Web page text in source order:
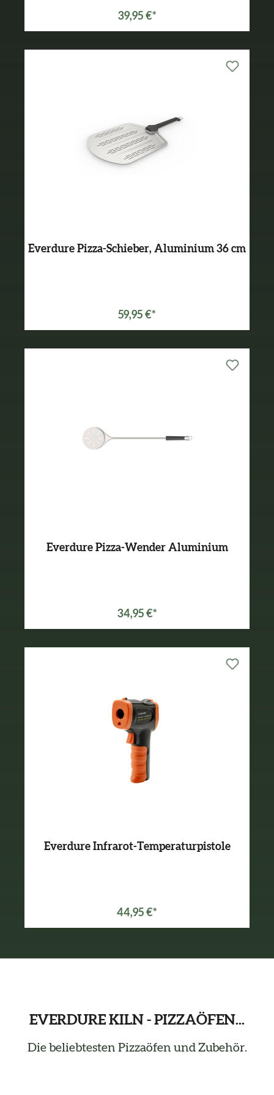
39,95 €*
Everdure Pizza-Schieber, Aluminium 36 cm
59,95 €*
Everdure Pizza-Wender Aluminium
34,95 €*
Everdure Infrarot-Temperaturpistole
44,95 €*
EVERDURE KILN - PIZZAÖFEN...
Die beliebtesten Pizzaöfen und Zubehör.